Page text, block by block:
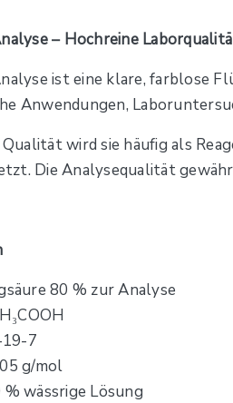
– Hochreine
ist eine klare, farblose
Anwendungen,
wird sie häufig als
Die Analysequalität
80 % zur Analyse
7
g/mol
wässrige Lösung